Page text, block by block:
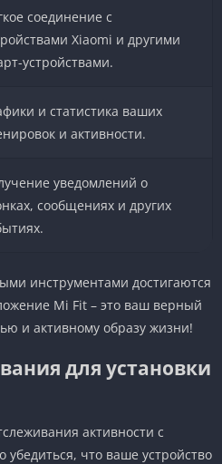
соединение с
Xiaomi и другими
устройствами.
и статистика ваших
и активности.
уведомлений о
сообщениях и других
инструментами достигаются
Mi Fit – это ваш верный
и активному образу жизни!
для установки
активности с
что ваше устройство